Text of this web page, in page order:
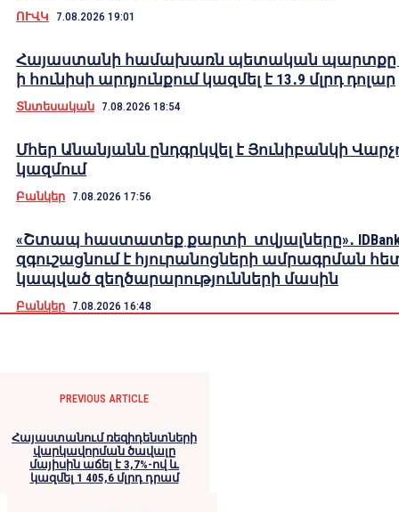
ՈՒՎԿ 7.08.2026 19:01
Հայաստանի համախառն պետական պարտքը
ի հունիսի արդյունքում կազմել է 13․9 մլրդ դոլար
Տնտեսական 7.08.2026 18:54
Մհեր Անանյանն ընդգրկվել է Յունիբանկի
կազմում
Բանկեր 7.08.2026 17:56
«Շտապ հաստատեք քարտի տվյալները»․
զգուշացնում է հյուրանոցների ամրագրման
կապված զեղծարարությունների մասին
Բանկեր 7.08.2026 16:48
PREVIOUS ARTICLE
Հայաստանում ռեզիդենտների
վարկավորման ծավալը
մայիսին աճել է 3,7%-ով և
կազմել 1 405,6 մլրդ դրամ